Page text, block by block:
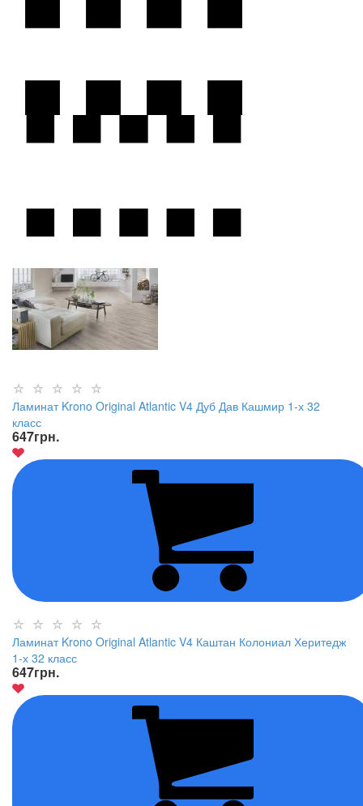
Ламинат Krono Original Atlantic V4 Дуб Дав Кашмир 1-х 32
класс
647грн.
Ламинат Krono Original Atlantic V4 Каштан Колониал Херитедж
1-х 32 класс
647грн.